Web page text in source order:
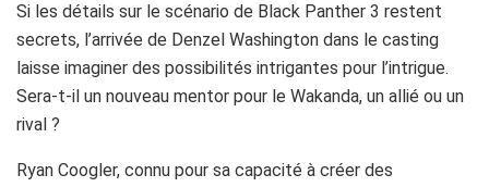
Si les détails sur le scénario de Black Panther 3 restent
secrets, l’arrivée de Denzel Washington dans le casting
laisse imaginer des possibilités intrigantes pour l’intrigue.
Sera-t-il un nouveau mentor pour le Wakanda, un allié ou un
rival ?
Ryan Coogler, connu pour sa capacité à créer des